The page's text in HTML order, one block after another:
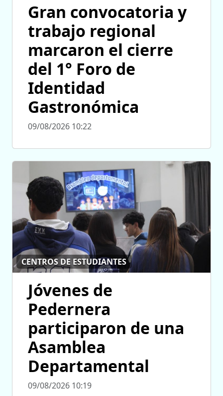
Gran convocatoria y
trabajo regional
marcaron el cierre
del 1° Foro de
Identidad
Gastronómica
09/08/2026 10:22
CENTROS DE ESTUDIANTES
Jóvenes de
Pedernera
participaron de una
Asamblea
Departamental
09/08/2026 10:19